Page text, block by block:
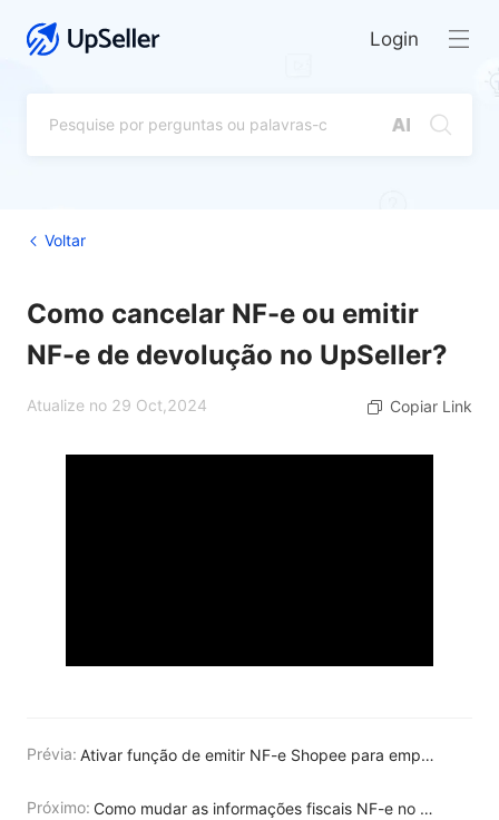
Login
Voltar
Como cancelar NF-e ou emitir
NF-e de devolução no UpSeller?
Atualize no 29 Oct,2024 Copiar Link
Prévia: Ativar função de emitir NF-e Shopee para empresas que não precisa
Próximo: Como mudar as informações fiscais NF-e no UpSeller ERP?